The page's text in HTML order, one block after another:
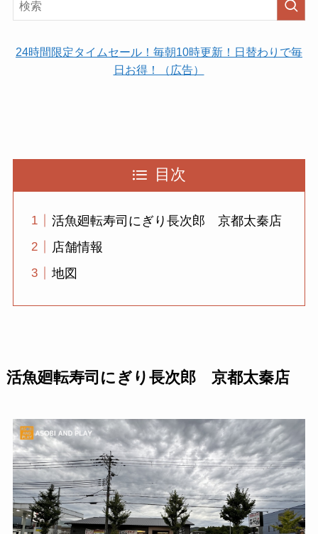
24時間限定タイムセール！毎朝10時更新！日替わりで毎
日お得！（広告）
目次
活魚廻転寿司にぎり長次郎 京都太秦店
店舗情報
地図
活魚廻転寿司にぎり長次郎 京都太秦店